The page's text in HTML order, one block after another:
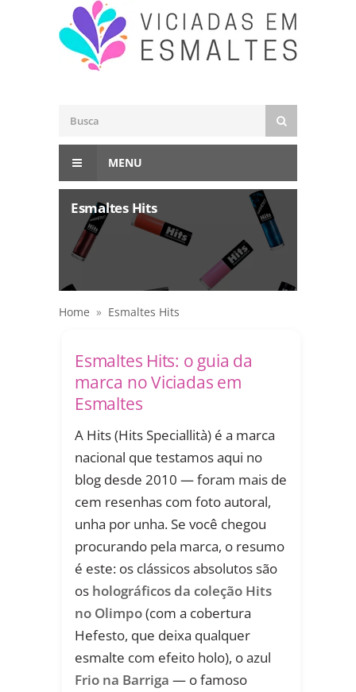
MENU
Esmaltes Hits
Home » Esmaltes Hits
Esmaltes Hits: o guia da
marca no Viciadas em
Esmaltes
A Hits (Hits Speciallità) é a marca
nacional que testamos aqui no
blog desde 2010 — foram mais de
cem resenhas com foto autoral,
unha por unha. Se você chegou
procurando pela marca, o resumo
é este: os clássicos absolutos são
os holográficos da coleção Hits
no Olimpo(com a cobertura
Hefesto, que deixa qualquer
esmalte com efeito holo), o azul
Frio na Barriga — o famoso